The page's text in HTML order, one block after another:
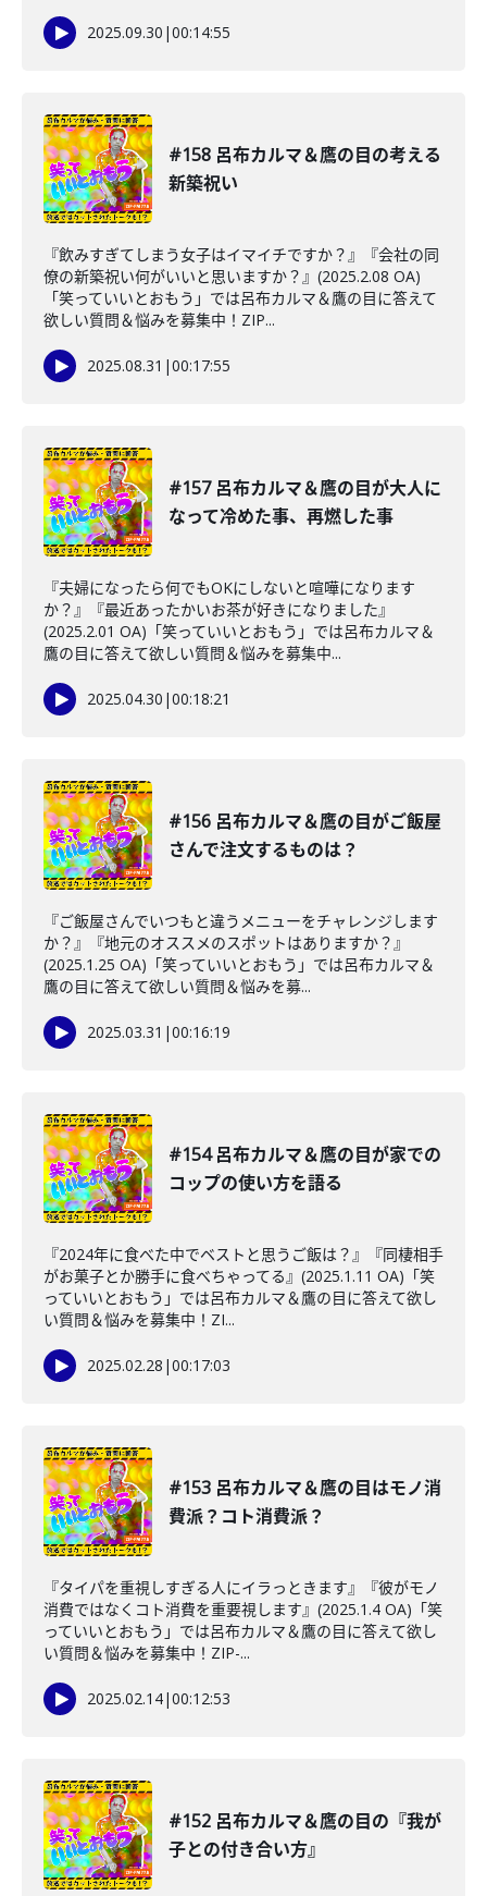
2025.09.30 |00:14:55
#158 呂布カルマ＆鷹の目の考える
新築祝い
『飲みすぎてしまう女子はイマイチですか？』『会社の同
僚の新築祝い何がいいと思いますか？』(2025.2.08 OA)
「笑っていいとおもう」では呂布カルマ＆鷹の目に答えて
欲しい質問＆悩みを募集中！ZIP...
2025.08.31 |00:17:55
#157 呂布カルマ＆鷹の目が大人に
なって冷めた事、再燃した事
『夫婦になったら何でもOKにしないと喧嘩になります
か？』『最近あったかいお茶が好きになりました』
(2025.2.01 OA)「笑っていいとおもう」では呂布カルマ＆
鷹の目に答えて欲しい質問＆悩みを募集中...
2025.04.30 |00:18:21
#156 呂布カルマ＆鷹の目がご飯屋
さんで注文するものは？
『ご飯屋さんでいつもと違うメニューをチャレンジします
か？』『地元のオススメのスポットはありますか？』
(2025.1.25 OA)「笑っていいとおもう」では呂布カルマ＆
鷹の目に答えて欲しい質問＆悩みを募...
2025.03.31 |00:16:19
#154 呂布カルマ＆鷹の目が家での
コップの使い方を語る
『2024年に食べた中でベストと思うご飯は？』『同棲相手
がお菓子とか勝手に食べちゃってる』(2025.1.11 OA)「笑
っていいとおもう」では呂布カルマ＆鷹の目に答えて欲し
い質問＆悩みを募集中！ZI...
2025.02.28 |00:17:03
#153 呂布カルマ＆鷹の目はモノ消
費派？コト消費派？
『タイパを重視しすぎる人にイラっときます』『彼がモノ
消費ではなくコト消費を重要視します』(2025.1.4 OA)「笑
っていいとおもう」では呂布カルマ＆鷹の目に答えて欲し
い質問＆悩みを募集中！ZIP-...
2025.02.14|00:12:53
#152 呂布カルマ＆鷹の目の『我が
子との付き合い方』